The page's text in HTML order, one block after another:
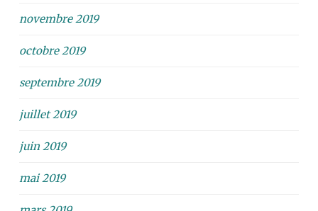
novembre 2019
octobre 2019
septembre 2019
juillet 2019
juin 2019
mai 2019